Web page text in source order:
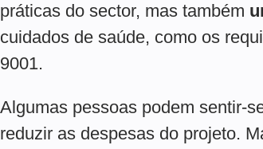
práticas do sector, mas também
cuidados de saúde, como os
9001.
Algumas pessoas podem sentir-
reduzir as despesas do projeto.